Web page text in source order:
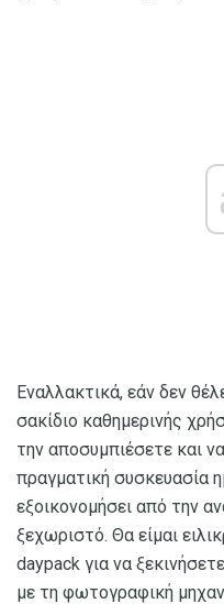
Εναλλακτικά, εάν δεν
σακίδιο καθημερινής
την αποσυμπιέσετε και
πραγματική συσκευασία
εξοικονομήσει από την
ξεχωριστό. Θα είμαι
daypack για να
με τη φωτογραφική